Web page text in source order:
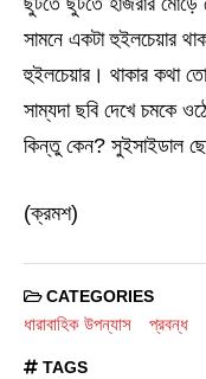
সামনে একটা হুইলচেয়ার
হুইলচেয়ার। থাকার কথা
সাম্যদা ছবি দেখে চমকে
কিন্তু কেন? সুইসাইডাল
(ক্রমশ)
CATEGORIES
ধারাবাহিক উপন্যাস প্রবন্ধ
TAGS